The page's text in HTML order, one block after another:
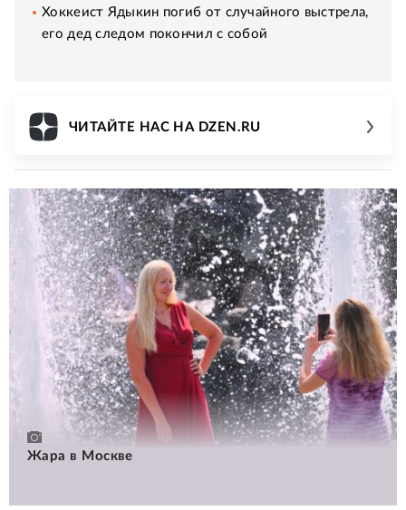
Хоккеист Ядыкин погиб от случайного выстрела,
его дед следом покончил с собой
ЧИТАЙТЕ НАС НА DZEN.RU
Жара в Москве